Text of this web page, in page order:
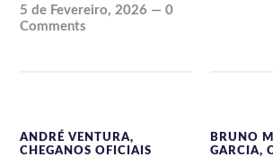
5 de Fevereiro, 2026 —0
Comments
ANDRÉ VENTURA,
CHEGANOS OFICIAIS
BRUNO
GARCIA,